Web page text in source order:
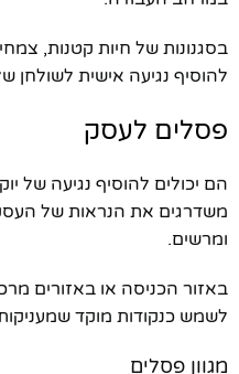
בסגנונות של חיות קטנות,
להוסיף נגיעה אישית לשולחן
פסלים לעסק
הם יכולים להוסיף נגיעה של
משדרגים את הנראות של
ומרשים.
באזור הכניסה או באזורים
לשמש כנקודות מוקד
מגוון פסלים